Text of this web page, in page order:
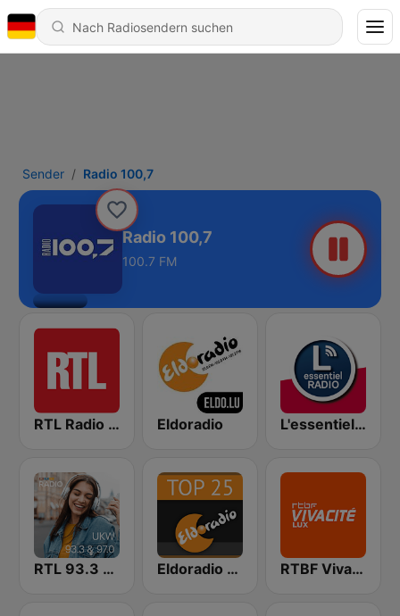
Sender Radio 100,7
Radio 100,7
100.7 FM
RTL Radio Lëtzebuerg 88.9 Eldoradio L'essentiel Radio
RTL 93.3 & 97.0 Eldoradio - Top 25 Channel RTBF VivaCité Luxembourg